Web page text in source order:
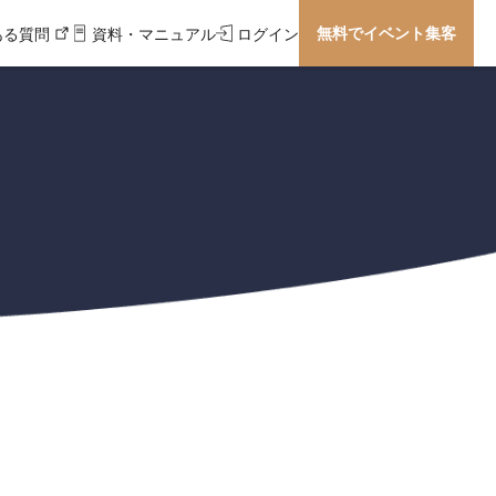
質問 資料・マニュアル ログイン 無料でイベント集客